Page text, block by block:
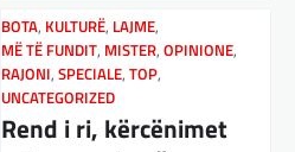
mes shqetësimeve se qasja…
BOTA,LAJME,MË TË FUNDIT
OPINIONE,RAJONI
Gjermani, ekspertët
BOTA, KULTURË, LAJME,
MË TË FUNDIT, MISTER,OPINIONE,
RAJONI,SPECIALE,TOP,
UNCATEGORIZED
Rend i ri, kërcënimet
Ja Kush E Bindi
Presidentin E
Vllaznisë Për Të
Marrë Qatip Osmanin
adminadmin
February 20,